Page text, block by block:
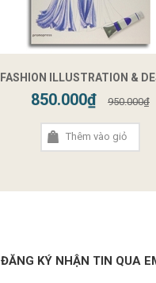
FASHION ILLUSTRATION &
850.000₫ 950.000₫
Thêm vào giỏ
ĐĂNG KÝ NHẬN TIN QUA